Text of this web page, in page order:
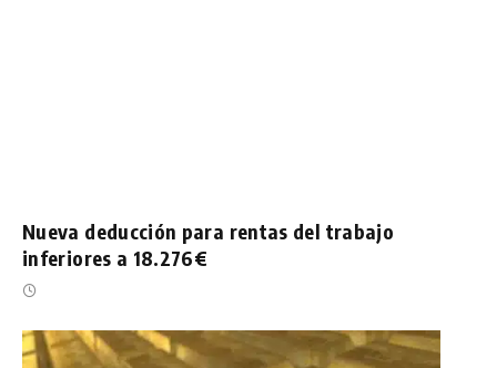
Nueva deducción para rentas del trabajo
inferiores a 18.276€